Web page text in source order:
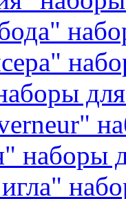
наборы